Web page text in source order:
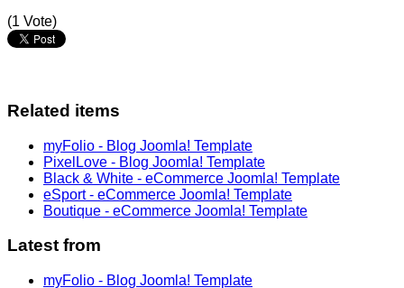
(1 Vote)
Related items
myFolio - Blog Joomla! Template
PixelLove - Blog Joomla! Template
Black & White - eCommerce Joomla! Template
eSport - eCommerce Joomla! Template
Boutique - eCommerce Joomla! Template
Latest from
myFolio - Blog Joomla! Template